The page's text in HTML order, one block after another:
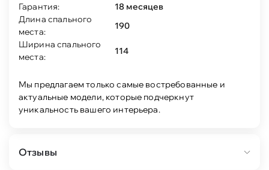
Гарантия:
18 месяцев
Длина спального
места:
190
Ширина спального
места:
114
Мы предлагаем только самые востребованные и
актуальные модели, которые подчеркнут
уникальность вашего интерьера.
Отзывы